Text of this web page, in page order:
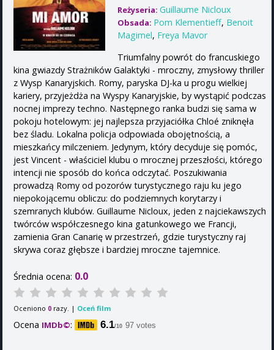
Reżyseria: Guillaume Nicloux
Obsada: Pom Klementieff, Benoit
Magimel, Freya Mavor
Triumfalny powrót do francuskiego
kina gwiazdy Strażników Galaktyki - mroczny, zmysłowy thriller
z Wysp Kanaryjskich. Romy, paryska DJ-ka u progu wielkiej
kariery, przyjeżdża na Wyspy Kanaryjskie, by wystąpić podczas
nocnej imprezy techno. Następnego ranka budzi się sama w
pokoju hotelowym: jej najlepsza przyjaciółka Chloé zniknęła
bez śladu. Lokalna policja odpowiada obojętnością, a
mieszkańcy milczeniem. Jedynym, który decyduje się pomóc,
jest Vincent - właściciel klubu o mrocznej przeszłości, którego
intencji nie sposób do końca odczytać. Poszukiwania
prowadzą Romy od pozorów turystycznego raju ku jego
niepokojącemu obliczu: do podziemnych korytarzy i
szemranych klubów. Guillaume Nicloux, jeden z najciekawszych
twórców współczesnego kina gatunkowego we Francji,
zamienia Gran Canarię w przestrzeń, gdzie turystyczny raj
skrywa coraz głębsze i bardziej mroczne tajemnice.
Średnia ocena: 0.0
Oceniono 0 razy. | Oceń film
Ocena IMDb©: 6.1/10 97 votes